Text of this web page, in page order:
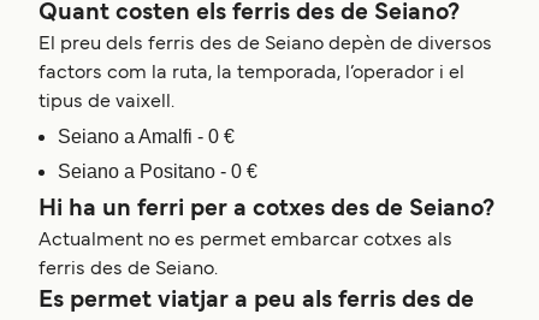
Quant costen els ferris des de Seiano?
El preu dels ferris des de Seiano depèn de diversos
factors com la ruta, la temporada, l’operador i el
tipus de vaixell.
Seiano a Amalfi - 0 €
Seiano a Positano - 0 €
Hi ha un ferri per a cotxes des de Seiano?
Actualment no es permet embarcar cotxes als
ferris des de Seiano.
Es permet viatjar a peu als ferris des de